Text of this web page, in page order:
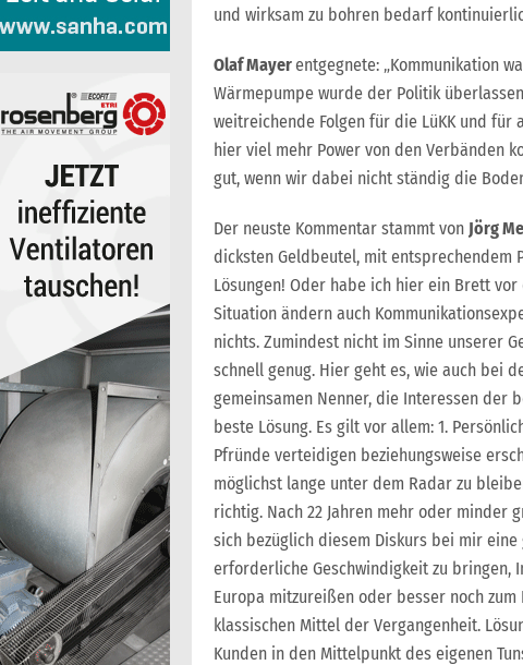
und wirksam zu bohren bedarf
Olaf Mayerentgegnete: „Kommunikation
Wärmepumpe wurde der Politik
weitreichende Folgen für die LüKK und
hier viel mehr Power von den Verbänden
gut, wenn wir dabei nicht ständig die
Der neuste Kommentar stammt von Jörg
dicksten Geldbeutel, mit entsprechendem
Lösungen! Oder habe ich hier ein Brett
Situation ändern auch
nichts. Zumindest nicht im Sinne unserer
schnell genug. Hier geht es, wie auch bei
gemeinsamen Nenner, die Interessen der
beste Lösung. Es gilt vor allem: 1.
Pfründe verteidigen beziehungsweise
möglichst lange unter dem Radar zu
richtig. Nach 22 Jahren mehr oder minder
sich bezüglich diesem Diskurs bei mir eine
erforderliche Geschwindigkeit zu bringen,
Europa mitzureißen oder besser noch
klassischen Mittel der Vergangenheit.
Kunden in den Mittelpunkt des eigenen